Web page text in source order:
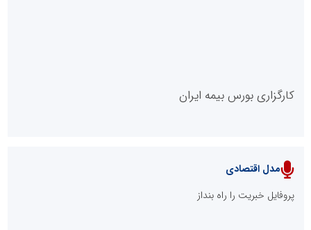
پایگاه خبری نهضت ملی مسکن
کارگزاری بورس بیمه ایران
مدل اقتصادی
پروفایل خبریت را راه بنداز